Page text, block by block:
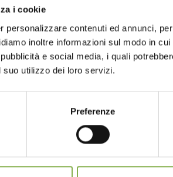
i cookie
personalizzare contenuti ed annunci,
inoltre informazioni sul modo in
e social media, i quali
suo utilizzo dei loro servizi.
Preferenze
für die handhabung und produktion
TOP-
auf deine erste Bestellung
immerauf tutti deine
Versandab einem
Updatesvorab (wählen
JETZT